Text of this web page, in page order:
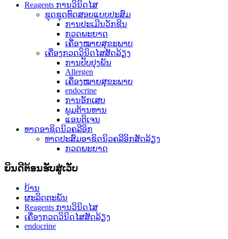
Reagents ການວິນິດໄສ
ຊຸດຊຸດທົດສອບແບບປະສົມ
ການປະເມີນວັກຊີນ
ກວດພະຍາດ
ເຄື່ອງໝາຍສຸຂະພາບ
ເຄື່ອງກວດວິນິດໄສສັດລ້ຽງ
ການປັບປຸງພັນ
Allergen
ເຄື່ອງໝາຍສຸຂະພາບ
endocrine
ການອັກເສບ
ພູມຕ້ານທານ
ແອນຕິເຈນ
ທາດອາຊິດນິວຄລີອິກ
ທາດປະສົມອາຊິດນິວຄລີອິກສັດລ້ຽງ
ກວດພະຍາດ
ຍິນດີຕ້ອນຮັບສູ່ເວັບ
ບ້ານ
ຜະລິດຕະພັນ
Reagents ການວິນິດໄສ
ເຄື່ອງກວດວິນິດໄສສັດລ້ຽງ
endocrine